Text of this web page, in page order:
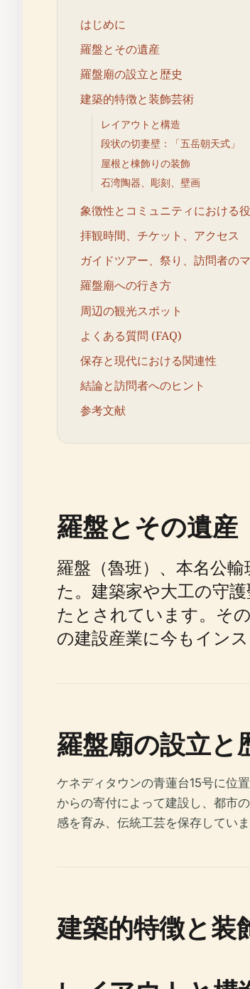
はじめに
羅盤とその遺産
羅盤廟の設立と歴史
建築的特徴と装飾芸術
レイアウトと構造
段状の切妻壁：「五岳朝天式」
屋根と棟飾りの装飾
石湾陶器、彫刻、壁画
象徴性とコミュニティにおける
拝観時間、チケット、アクセス
ガイドツアー、祭り、訪問者の
羅盤廟への行き方
周辺の観光スポット
よくある質問 (FAQ)
保存と現代における関連性
結論と訪問者へのヒント
参考文献
羅盤とその遺産
羅盤（魯班）、本名公
た。建築家や大工の守
たとされています。そ
の建設産業に今もイン
羅盤廟の設立と
ケネディタウンの青蓮台15号に位
からの寄付によって建設し、都市
感を育み、伝統工芸を保存してい
建築的特徴と装